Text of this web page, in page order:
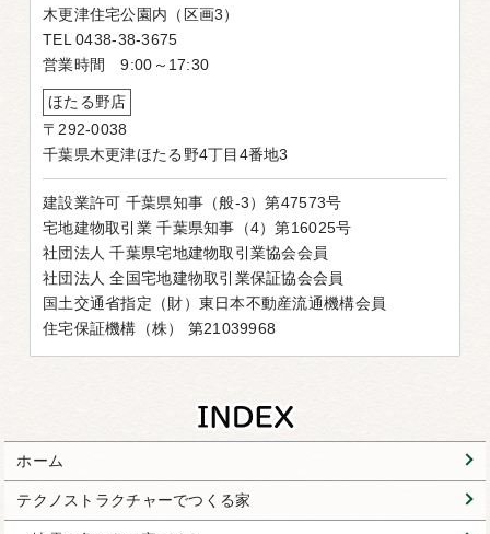
木更津住宅公園内（区画3）
TEL 0438-38-3675
営業時間 9:00～17:30
ほたる野店
〒292-0038
千葉県木更津ほたる野4丁目4番地3
建設業許可 千葉県知事（般-3）第47573号
宅地建物取引業 千葉県知事（4）第16025号
社団法人 千葉県宅地建物取引業協会会員
社団法人 全国宅地建物取引業保証協会会員
国土交通省指定（財）東日本不動産流通機構会員
住宅保証機構（株） 第21039968
ホーム
テクノストラクチャーでつくる家